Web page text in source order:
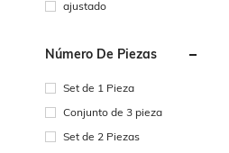
ajustado
Número De Piezas
Set de 1 Pieza
Conjunto de 3 pieza
Set de 2 Piezas